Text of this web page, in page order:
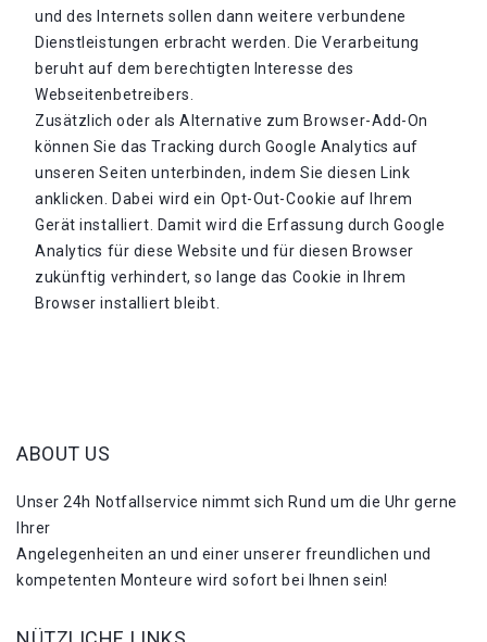
und des Internets sollen dann weitere verbundene
Dienstleistungen erbracht werden. Die Verarbeitung
beruht auf dem berechtigten Interesse des
Webseitenbetreibers.
Zusätzlich oder als Alternative zum Browser-Add-On
können Sie das Tracking durch Google Analytics auf
unseren Seiten unterbinden, indem Sie diesen Link
anklicken. Dabei wird ein Opt-Out-Cookie auf Ihrem
Gerät installiert. Damit wird die Erfassung durch Google
Analytics für diese Website und für diesen Browser
zukünftig verhindert, so lange das Cookie in Ihrem
Browser installiert bleibt.
ABOUT US
Unser 24h Notfallservice nimmt sich Rund um die Uhr gerne
Ihrer
Angelegenheiten an und einer unserer freundlichen und
kompetenten Monteure wird sofort bei Ihnen sein!